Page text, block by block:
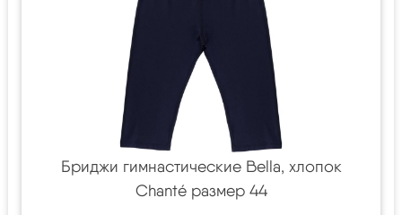
Бриджи гимнастические Bella, хлопок
Chanté размер 44